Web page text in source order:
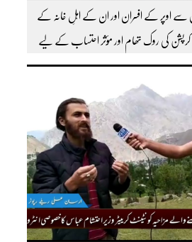
کا گریڈ 17 اور اس سے اوپر کے افسران اور ان کے اہلِ خانہ کے
کرپشن کی روک تھام اور مؤثر احتساب کے لیے
کردیا